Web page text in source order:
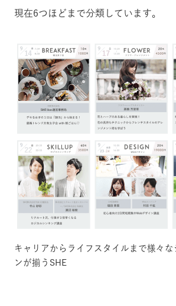
現在6つほどまで分類しています。
キャリアからライフスタイルまで様々な
ンが揃うSHE